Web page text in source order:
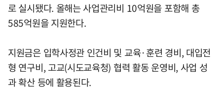
로 실시됐다. 올해는 사업관리비 10억원을 포함해 총
585억원을 지원한다.
지원금은 입학사정관 인건비 및 교육·훈련 경비, 대입전
형 연구비, 고교(시도교육청) 협력 활동 운영비, 사업 성
과 확산 등에 활용된다.